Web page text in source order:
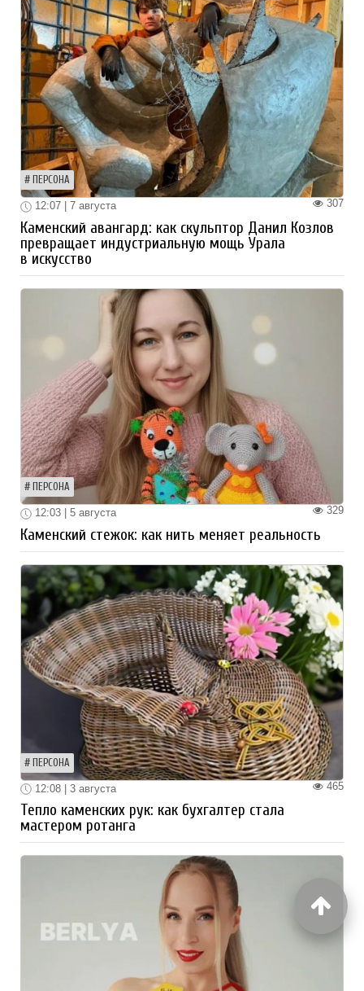
ПЕРСОНА
307
12:07 | 7 августа
Каменский авангард: как скульптор Данил Козлов
превращает индустриальную мощь Урала
в искусство
ПЕРСОНА
329
12:03 | 5 августа
Каменский стежок: как нить меняет реальность
ПЕРСОНА
465
12:08 | 3 августа
Тепло каменских рук: как бухгалтер стала
мастером ротанга